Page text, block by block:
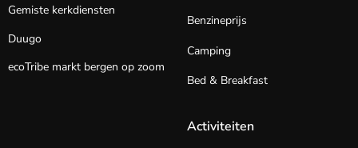
Gemiste kerkdiensten
Duugo
ecoTribe markt bergen op zoom
Benzineprijs
Camping
Bed & Breakfast
Activiteiten